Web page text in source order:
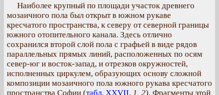
Наиболее крупный по площади участок древнего
мозаичного пола был открыт в южном рукаве
кресчатого пространства, к северу от северной границы
южного отопительного канала. Здесь отлично
сохранился второй слой пола с графьей в виде рядов
параллельных прямых линий, расположенных по осям
север-юг и восток-запад, и отрезков окружностей,
исполненных циркулем, образующих основу сложной
композиции мозаичного пола южного рукава кресчатого
пространства Софии (табл. XXVII, 1, 2). Фрагменты этой